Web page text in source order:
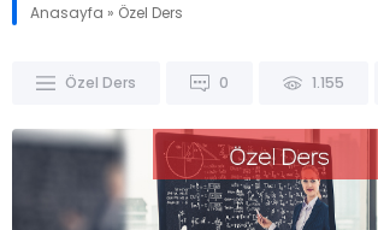
Anasayfa » Özel Ders
Özel Ders 0 1.155